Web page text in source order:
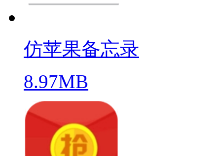
仿苹果备忘录
8.97MB